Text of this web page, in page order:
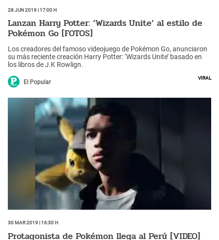
28 Jun 2019 | 17:00 h
Lanzan Harry Potter: ‘Wizards Unite’ al estilo de
Pokémon Go [FOTOS]
Los creadores del famoso videojuego de Pokémon Go, anunciaron
su más reciente creación Harry Potter: ‘Wizards Unite’ basado en
los libros de J.K Rowlign.
El Popular
Viral
30 Mar 2019 | 16:30 h
Protagonista de Pokémon llega al Perú [VIDEO]